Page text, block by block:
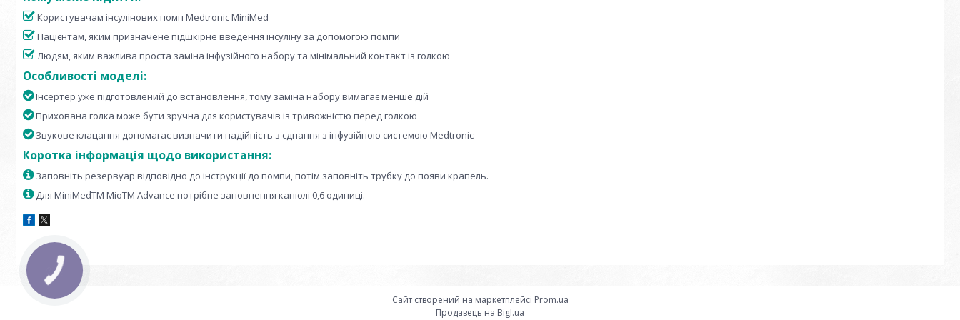
Користувачам інсулінових помп Medtronic MiniMed
Пацієнтам, яким призначене підшкірне введення інсуліну за допомогою помпи
Людям, яким важлива проста заміна інфузійного набору та мінімальний контакт із голкою
Особливості моделі:
Інсертер уже підготовлений до встановлення, тому заміна набору вимагає менше дій
Прихована голка може бути зручна для користувачів із тривожністю перед голкою
Звукове клацання допомагає визначити надійність з'єднання з інфузійною системою Medtronic
Коротка інформація щодо використання:
Заповніть резервуар відповідно до інструкції до помпи, потім заповніть трубку до появи крапель.
Для MiniMedTM MioTM Advance потрібне заповнення канюлі 0,6 одиниці.
Сайт створений на маркетплейсі Prom.ua
Продавець на Bigl.ua